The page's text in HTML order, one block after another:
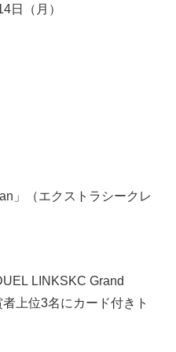
日（月）
」（エクストラシークレ
LINKSKC Grand
上位3名にカード付きト